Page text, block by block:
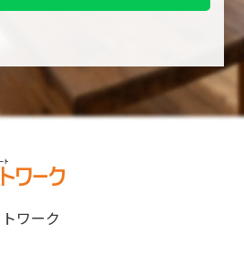
ワーク